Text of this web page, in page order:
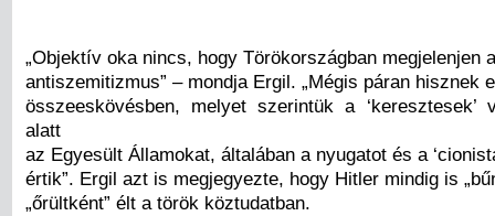
„Objektív oka nincs, hogy Törökországban megjelenjen
antiszemitizmus” – mondja Ergil. „Mégis páran hisznek
összeeskövésben, melyet szerintük a ‘keresztesek’
alatt
az Egyesült Államokat, általában a nyugatot és a
értik”. Ergil azt is megjegyezte, hogy Hitler mindig is
„őrültként” élt a török köztudatban.